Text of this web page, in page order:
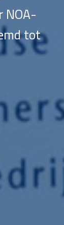
NOA-
tot